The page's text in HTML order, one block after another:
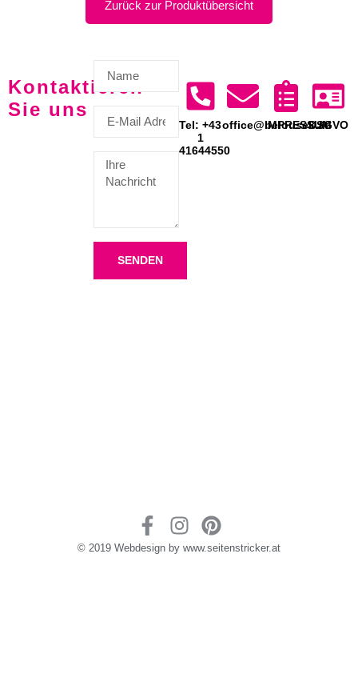
Zurück zur Produktübersicht
Kontaktieren
Sie uns
SENDEN
Tel: +43
1
41644550
office@belousek.at
IMPRESSUM
DSGVO
© 2019 Webdesign by www.seitenstricker.at